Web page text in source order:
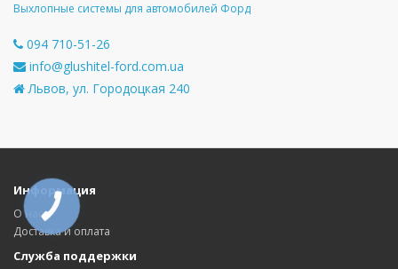
Выхлопные системы для автомобилей Форд
094 710-51-26
info@glushitel-ford.com.ua
Львов, ул. Городоцкая 240
Информация
О нас
Доставка и оплата
Служба поддержки
КНОПКА
СВЯЗИ